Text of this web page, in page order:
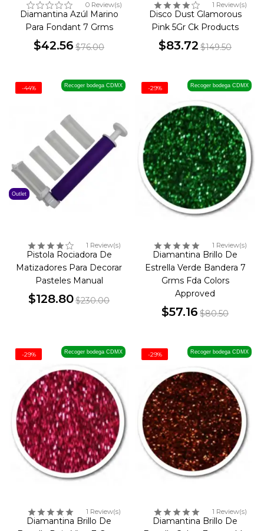
0 Review(s)
Diamantina Azúl Marino
Para Fondant 7 Grms
$42.56 $76.00
1 Review(s)
Disco Dust Glamorous
Pink 5Gr Ck Products
$83.72 $149.50
Outlet
Recoger bodega CDMX
1 Review(s)
Pistola Rociadora De
Matizadores Para Decorar
Pasteles Manual
$128.80$230.00
-44% Recoger bodega CDMX
1 Review(s)
Diamantina Brillo De
Estrella Verde Bandera 7
Grms Fda Colors
Approved
$57.16 $80.50
-29%
Recoger bodega CDMX
1 Review(s)
Diamantina Brillo De
-29% Recoger bodega CDMX
1 Review(s)
Diamantina Brillo De
-29%